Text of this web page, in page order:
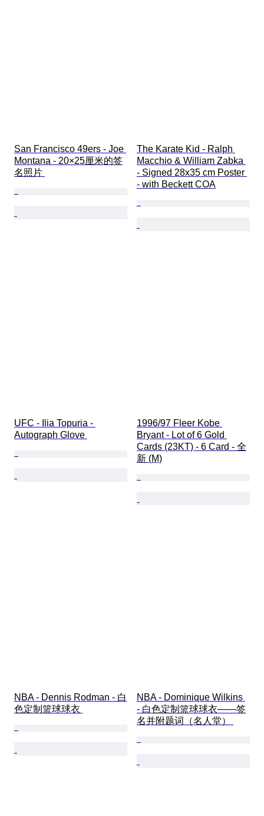
San Francisco 49ers - Joe
Montana - 20×25厘米的签
名照片
The Karate Kid - Ralph
Macchio & William Zabka
- Signed 28x35 cm Poster
- with Beckett COA
UFC - Ilia Topuria -
Autograph Glove
1996/97 Fleer Kobe
Bryant - Lot of 6 Gold
Cards (23KT) - 6 Card - 全
新 (M)
NBA - Dennis Rodman - 白
色定制篮球球衣
NBA - Dominique Wilkins
- 白色定制篮球球衣——签
名并附题词（名人堂）